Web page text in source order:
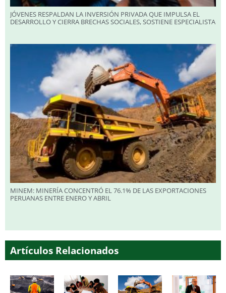
JÓVENES RESPALDAN LA INVERSIÓN PRIVADA QUE IMPULSA EL
DESARROLLO Y CIERRA BRECHAS SOCIALES, SOSTIENE ESPECIALISTA
MINEM: MINERÍA CONCENTRÓ EL 76.1% DE LAS EXPORTACIONES
PERUANAS ENTRE ENERO Y ABRIL
Artículos Relacionados